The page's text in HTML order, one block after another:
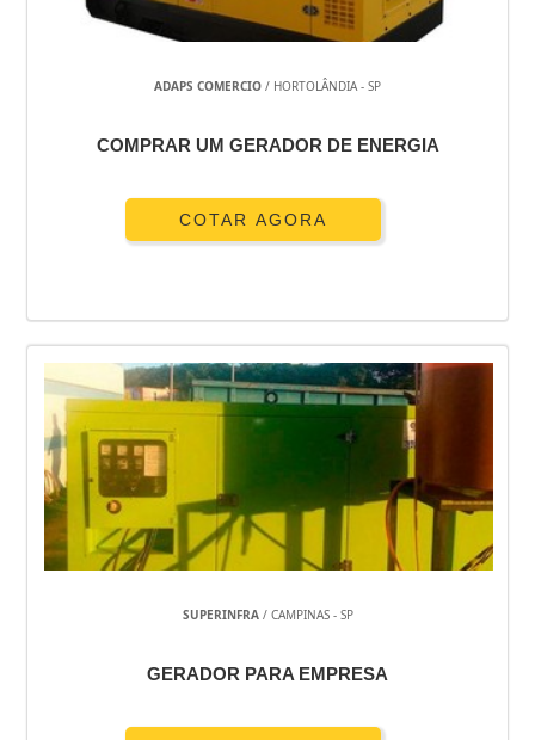
ADAPS COMERCIO / HORTOLÂNDIA - SP
COMPRAR UM GERADOR DE ENERGIA
COTAR AGORA
SUPERINFRA/ CAMPINAS - SP
GERADOR PARA EMPRESA